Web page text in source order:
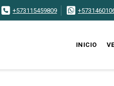
+573115459809
INICIO